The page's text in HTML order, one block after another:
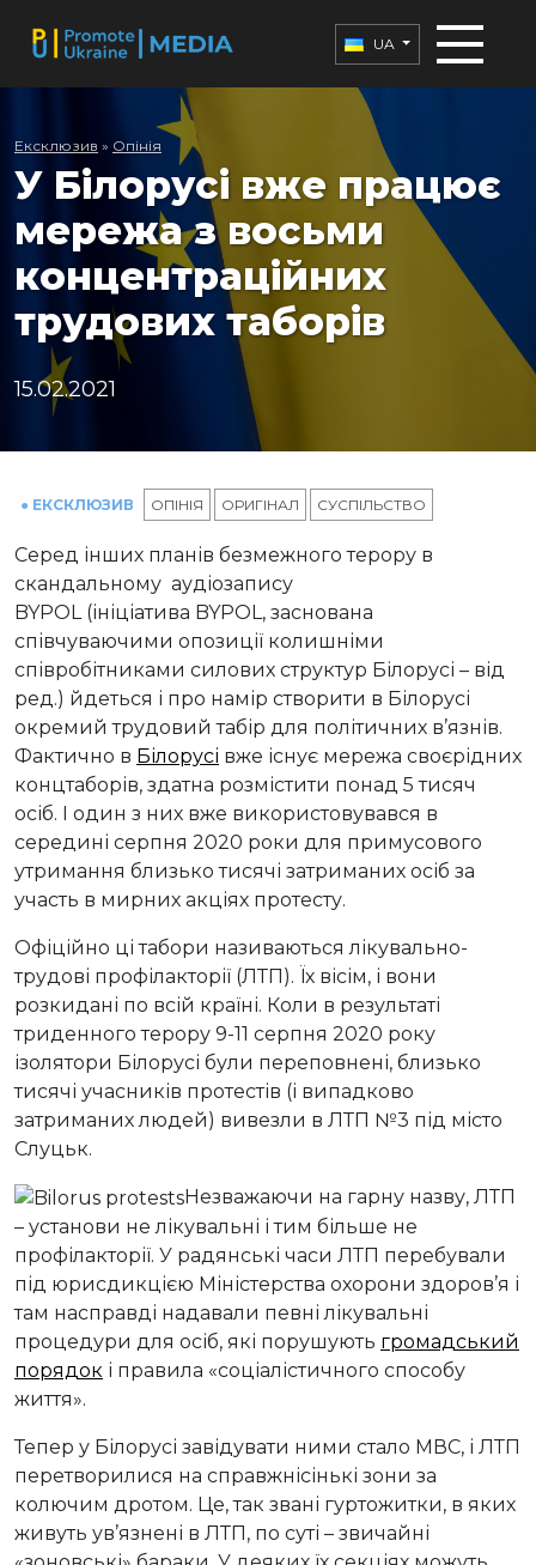
UA
Ексклюзив » Опінія
У Білорусі вже працює
мережа з восьми
концентраційних
трудових таборів
15.02.2021
● ЕКСКЛЮЗИВ ОПІНІЯ ОРИГІНАЛ СУСПІЛЬСТВО
Серед інших планів безмежного терору в
скандальному аудіозапису
BYPOL (ініціатива BYPOL, заснована
співчуваючими опозиції колишніми
співробітниками силових структур Білорусі – від
ред.) йдеться і про намір створити в Білорусі
окремий трудовий табір для політичних в’язнів.
Фактично в Білорусі вже існує мережа своєрідних
концтаборів, здатна розмістити понад 5 тисяч
осіб. І один з них вже використовувався в
середині серпня 2020 роки для примусового
утримання близько тисячі затриманих осіб за
участь в мирних акціях протесту.
Офіційно ці табори називаються лікувально-
трудові профілакторії (ЛТП). Їх вісім, і вони
розкидані по всій країні. Коли в результаті
триденного терору 9-11 серпня 2020 року
ізолятори Білорусі були переповнені, близько
тисячі учасників протестів (і випадково
затриманих людей) вивезли в ЛТП №3 під місто
Слуцьк.
Незважаючи на гарну назву, ЛТП
– установи не лікувальні і тим більше не
профілакторії. У радянські часи ЛТП перебували
під юрисдикцією Міністерства охорони здоров’я і
там насправді надавали певні лікувальні
процедури для осіб, які порушують громадський
порядок і правила «соціалістичного способу
життя».
Тепер у Білорусі завідувати ними стало МВС, і ЛТП
перетворилися на справжнісінькі зони за
колючим дротом. Це, так звані гуртожитки, в яких
живуть ув’язнені в ЛТП, по суті – звичайні